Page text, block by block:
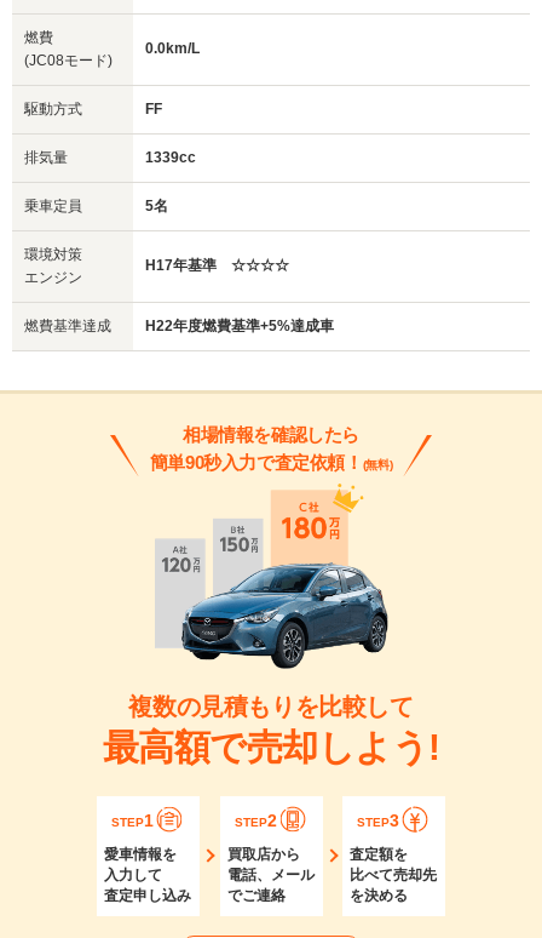
燃費
(JC08モード)
0.0km/L
駆動方式 FF
排気量 1339cc
乗車定員 5名
環境対策
エンジン
H17年基準 ☆☆☆☆
燃費基準達成 H22年度燃費基準+5%達成車
相場情報を確認したら
簡単90秒入力で査定依頼！ (無料)
複数の見積もりを比較して
最高額で売却しよう!
STEP1
愛車情報を
入力して
査定申し込み
STEP2
買取店から
電話、メール
でご連絡
STEP3
査定額を
比べて売却先
を決める